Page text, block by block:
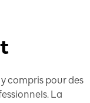
compris pour des
La